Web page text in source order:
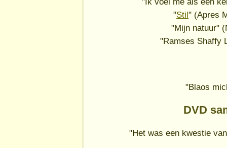
"Stil" (Apres
"Mijn natuur"
"Ramses Shaffy
"Blaos
DVD
"Het was een kwestie